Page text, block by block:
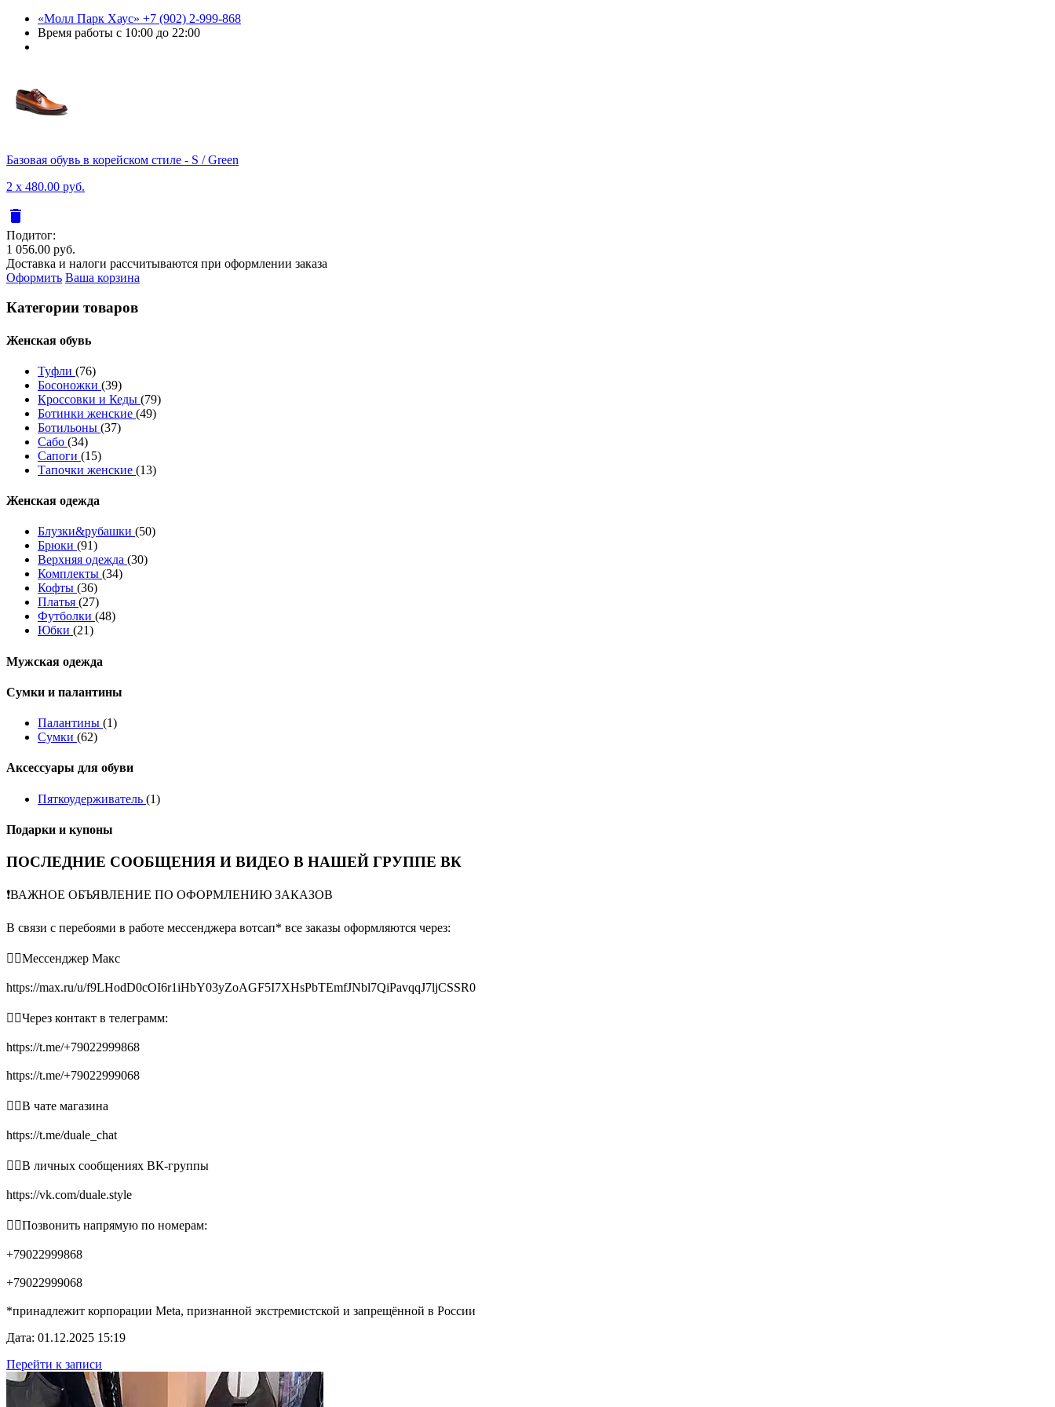
«Молл Парк Хаус» +7 (902) 2-999-868
Время работы с 10:00 до 22:00
Базовая обувь в корейском стиле - S / Green
2 x 480.00 руб.
delete
Подитог:
1 056.00 руб.
Доставка и налоги рассчитываются при оформлении заказа
Оформить Ваша корзина
Категории товаров
Женcкая обувь
Туфли (76)
Босоножки (39)
Кроссовки и Кеды (79)
Ботинки женские (49)
Ботильоны (37)
Сабо (34)
Сапоги (15)
Тапочки женские (13)
Женская одежда
Блузки&рубашки (50)
Брюки (91)
Верхняя одежда (30)
Комплекты (34)
Кофты (36)
Платья (27)
Футболки (48)
Юбки (21)
Мужская одежда
Сумки и палантины
Палантины (1)
Сумки (62)
Аксессуары для обуви
Пяткоудерживатель (1)
Подарки и купоны
ПОСЛЕДНИЕ СООБЩЕНИЯ И ВИДЕО В НАШЕЙ ГРУППЕ ВК
❗️ВАЖНОЕ ОБЪЯВЛЕНИЕ ПО ОФОРМЛЕНИЮ ЗАКАЗОВ
В связи с перебоями в работе мессенджера вотсап* все заказы оформляются через:
👉🏻Мессенджер Макс
https://max.ru/u/f9LHodD0cOI6r1iHbY03yZoAGF5I7XHsPbTEmfJNbl7QiPavqqJ7ljCSSR0
👉🏻Через контакт в телеграмм:
https://t.me/+79022999868
https://t.me/+79022999068
👉🏻В чате магазина
https://t.me/duale_chat
👉🏻В личных сообщениях ВК-группы
https://vk.com/duale.style
👉🏻Позвонить напрямую по номерам:
+79022999868
+79022999068
*принадлежит корпорации Meta, признанной экстремистской и запрещённой в России
Дата: 01.12.2025 15:19
Перейти к записи